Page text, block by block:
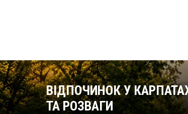
ВІДПОЧИНОК У
ТА РОЗВАГИ